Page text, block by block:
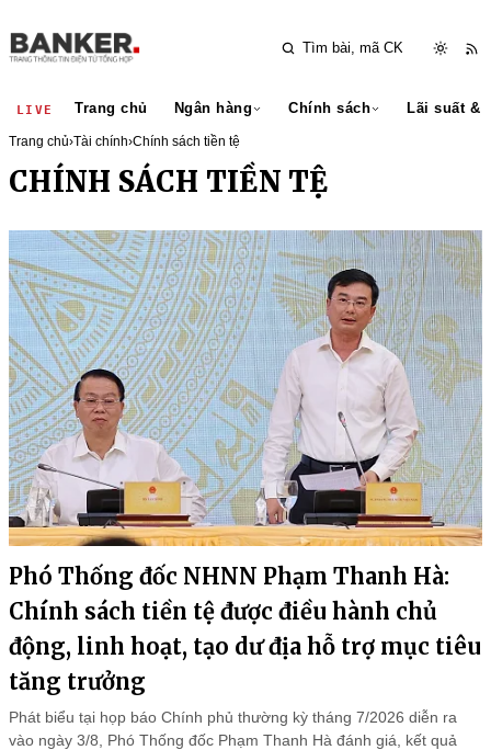
LIVE Trang chủ Ngân hàng Chính sách Lãi suất &
Trang chủ›Tài chính›Chính sách tiền tệ
CHÍNH SÁCH TIỀN TỆ
Phó Thống đốc NHNN Phạm Thanh Hà:
Chính sách tiền tệ được điều hành chủ
động, linh hoạt, tạo dư địa hỗ trợ mục tiêu
tăng trưởng
Phát biểu tại họp báo Chính phủ thường kỳ tháng 7/2026 diễn ra
vào ngày 3/8, Phó Thống đốc Phạm Thanh Hà đánh giá, kết quả